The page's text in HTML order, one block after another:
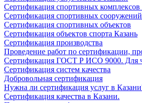
Сертификация спортивных комплексов
Сертификация спортивных
Сертификация спортивных объектов
Сертификация объектов спорта Казань
Сертификация производства
Проведение работ по сертификации,
Сертификация ГОСТ Р ИСО 9000. Для
Сертификация систем качества
Добровольная сертификация
Нужна ли сертификация услуг в
Сертификация качества в Казани.